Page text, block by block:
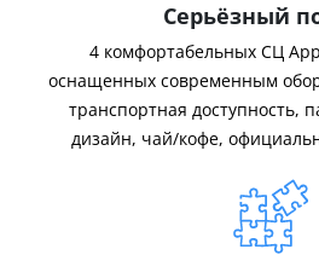
Серьёзный
4 комфортабельных СЦ
оснащенных современным
транспортная доступность,
дизайн, чай/кофе,